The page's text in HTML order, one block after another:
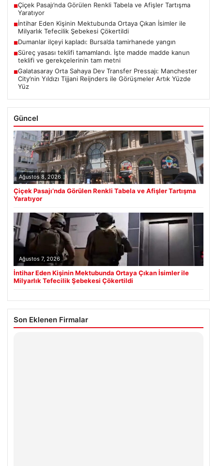
■Çiçek Pasajı’nda Görülen Renkli Tabela ve Afişler Tartışma
Yaratıyor
■İntihar Eden Kişinin Mektubunda Ortaya Çıkan İsimler ile
Milyarlık Tefecilik Şebekesi Çökertildi
■Dumanlar ilçeyi kapladı: Bursa’da tamirhanede yangın
■Süreç yasası teklifi tamamlandı. İşte madde madde kanun
teklifi ve gerekçelerinin tam metni
■Galatasaray Orta Sahaya Dev Transfer Pressajı: Manchester
City’nin Yıldızı Tijjani Reijnders ile Görüşmeler Artık Yüzde
Yüz
Güncel
Ağustos 8, 2026
Çiçek Pasajı’nda Görülen Renkli Tabela ve Afişler Tartışma
Yaratıyor
Ağustos 7, 2026
İntihar Eden Kişinin Mektubunda Ortaya Çıkan İsimler ile
Milyarlık Tefecilik Şebekesi Çökertildi
Son Eklenen Firmalar